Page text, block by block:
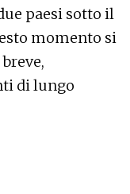
paesi sotto il
momento si
di lungo